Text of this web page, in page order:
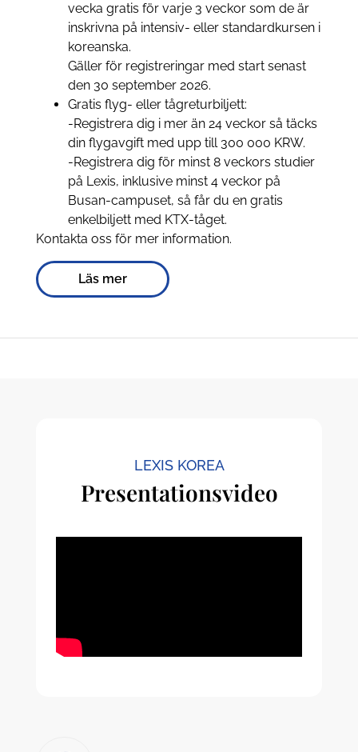
vecka gratis för varje 3 veckor som de är
inskrivna på intensiv- eller standardkursen i
koreanska.
Gäller för registreringar med start senast
den 30 september 2026.
Gratis flyg- eller tågreturbiljett:
-Registrera dig i mer än 24 veckor så täcks
din flygavgift med upp till 300 000 KRW.
-Registrera dig för minst 8 veckors studier
på Lexis, inklusive minst 4 veckor på
Busan-campuset, så får du en gratis
enkelbiljett med KTX-tåget.
Kontakta oss för mer information.
Läs mer
LEXIS KOREA
Presentationsvideo